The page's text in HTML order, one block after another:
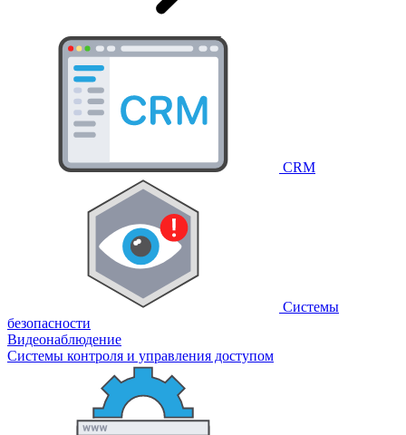
CRM
Системы
безопасности
Видеонаблюдение
Системы контроля и управления доступом